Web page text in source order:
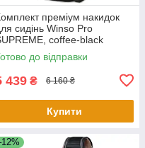
преміум накидок
сидінь Winso Pro
coffee-black
до відправки
439 ₴ 6 160 ₴
Купити